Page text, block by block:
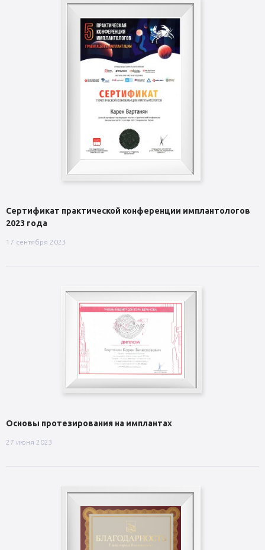
Сертификат практической конференции имплантологов
2023 года
17 сентября 2023
Основы протезирования на имплантах
27 июня 2023